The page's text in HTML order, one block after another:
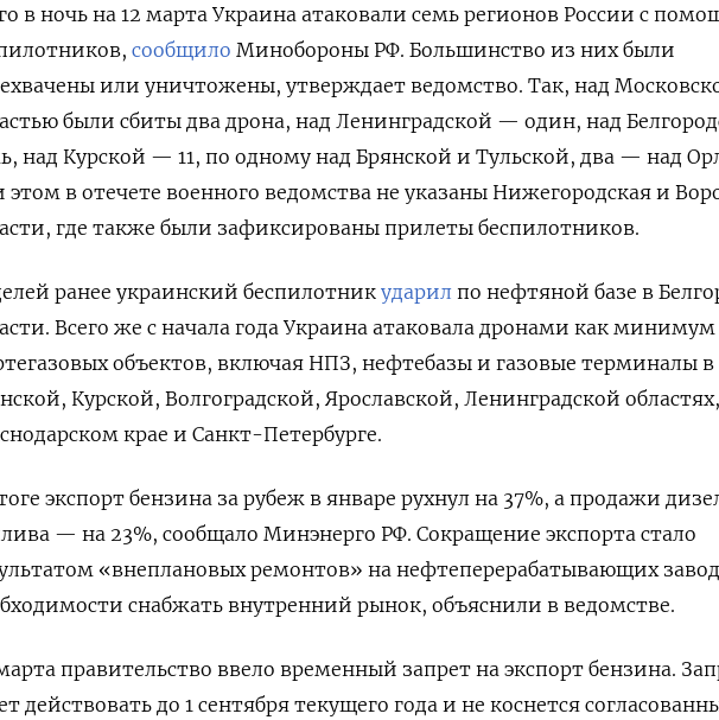
в ночь на 12 марта Украина атаковали семь регионов России с
сообщило Минобороны РФ. Большинство из них были
или уничтожены, утверждает ведомство. Так, над
были сбиты два дрона, над Ленинградской — один, над
над Курской — 11, по одному над Брянской и Тульской, два — над
этом в отечете военного ведомства не указаны Нижегородская и
где также были зафиксированы прилеты беспилотников.
ранее украинский беспилотник ударил по нефтяной базе в
Всего же с начала года Украина атаковала дронами как минимум
объектов, включая НПЗ, нефтебазы и газовые терминалы в
Курской, Волгоградской, Ярославской, Ленинградской областях,
крае и Санкт-Петербурге.
экспорт бензина за рубеж в январе рухнул на 37%, а продажи
— на 23%, сообщало Минэнерго РФ. Сокращение экспорта стало
«внеплановых ремонтов» на нефтеперерабатывающих
снабжать внутренний рынок, объяснили в ведомстве.
правительство ввело временный запрет на экспорт бензина.
действовать до 1 сентября текущего года и не коснется